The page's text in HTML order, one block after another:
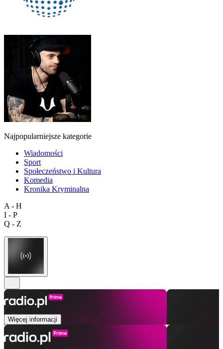
Najpopularniejsze kategorie
Wiadomości
Sport
Społeczeństwo i Kultura
Komedia
Kronika Kryminalna
A - H
I - P
Q - Z
Więcej informacji